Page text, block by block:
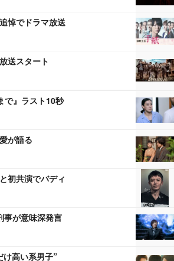
悼でドラマ放送
送スタート
で』ラスト10秒
が語る
初共演でバディ
事が意味深発言
け高い系男子”